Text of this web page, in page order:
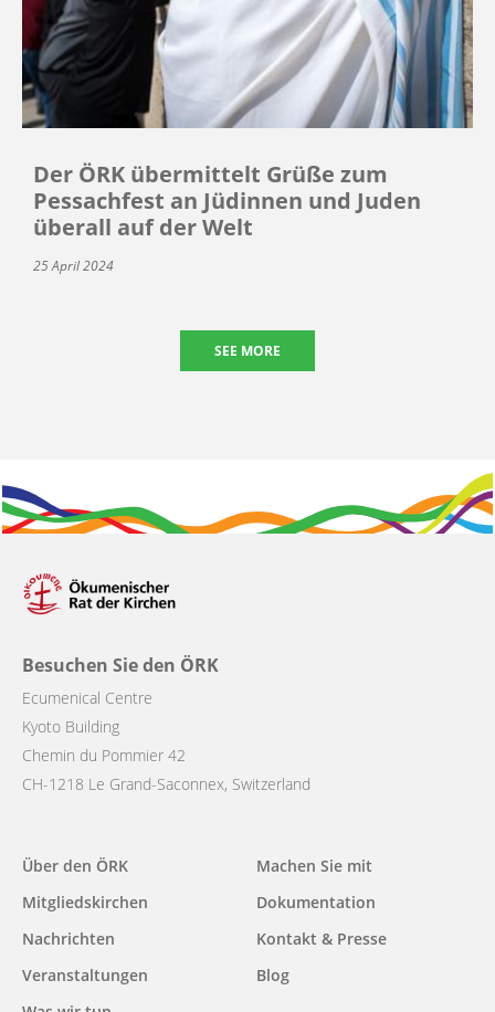
Der ÖRK übermittelt Grüße zum
Pessachfest an Jüdinnen und Juden
überall auf der Welt
25 April 2024
SEE MORE
Besuchen Sie den ÖRK
Ecumenical Centre
Kyoto Building
Chemin du Pommier 42
CH-1218 Le Grand-Saconnex, Switzerland
Main
navigation
Über den ÖRK
Mitgliedskirchen
Nachrichten
Veranstaltungen
Machen Sie mit
Dokumentation
Kontakt & Presse
Blog